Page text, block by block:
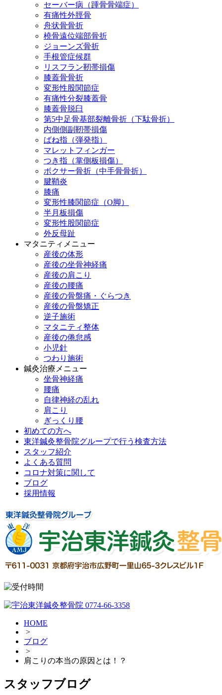
セーバー病（踵骨骨端症）
有痛性外脛骨
舟状骨骨折
橈骨遠位端部骨折
ジョーンズ骨折
手根管症候群
リスフラン靭帯損傷
膝蓋骨骨折
変形性股関節症
有痛性分裂膝蓋骨
膝蓋骨脱臼
第5中足骨基部裂離骨折（下駄骨折）
内側側副靭帯損傷
ばね指（弾発指）
マレットフィンガー
つき指（掌側板損傷）
ボクサー骨折（中手骨骨折）
腱鞘炎
膝痛
変形性膝関節症（O脚）
半月板損傷
変形性股関節症
外反母趾
マタニティメニュー
産後の体形
産後の坐骨神経痛
産後の肩こり
産後の腰痛
産後の骨盤痛・ぐらつき
産後の骨盤矯正
逆子施術
マタニティ整体
産後の倦怠感
小児針
つわり施術
鍼灸治療メニュー
坐骨神経痛
腰痛
自律神経の乱れ
肩こり
ぎっくり腰
初めての方へ
東洋鍼灸整骨院グループで行う検査方法
スタッフ紹介
よくある質問
コロナ対策に関して
ブログ
採用情報
HOME
>
ブログ
>
肩こりの本当の原因とは！？
スタッフブログ